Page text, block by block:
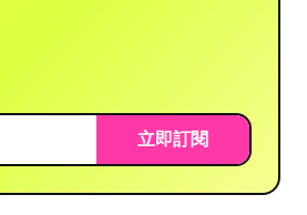
立即訂閱